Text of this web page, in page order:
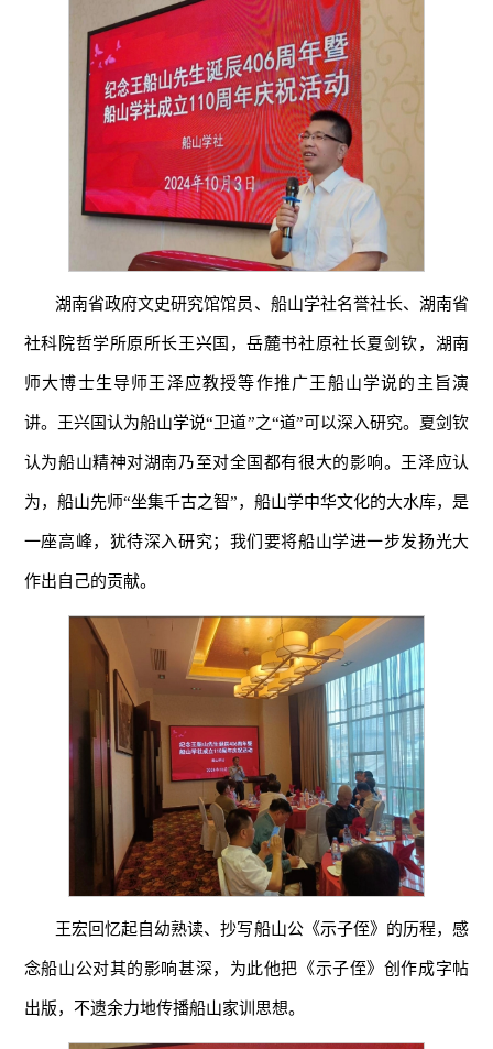
湖南省政府文史研究馆馆员、船山学社名誉社长、湖南省
社科院哲学所原所长王兴国，岳麓书社原社长夏剑钦，湖南
师大博士生导师王泽应教授等作推广王船山学说的主旨演
讲。王兴国认为船山学说“卫道”之“道”可以深入研究。夏剑钦
认为船山精神对湖南乃至对全国都有很大的影响。王泽应认
为，船山先师“坐集千古之智”，船山学中华文化的大水库，是
一座高峰，犹待深入研究；我们要将船山学进一步发扬光大
作出自己的贡献。
王宏回忆起自幼熟读、抄写船山公《示子侄》的历程，感
念船山公对其的影响甚深，为此他把《示子侄》创作成字帖
出版，不遗余力地传播船山家训思想。